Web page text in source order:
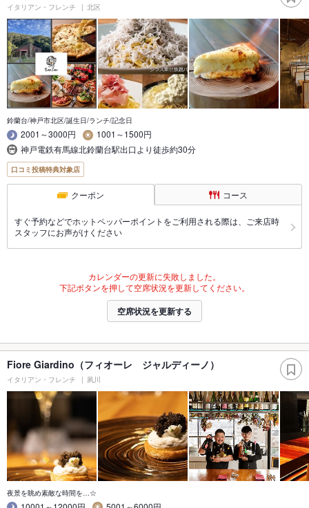
イタリアン・フレンチ 北区
鈴蘭台/神戸市北区/誕生日/ランチ/記念日
2001～3000円
1001～1500円
神戸電鉄有馬線北鈴蘭台駅出口より徒歩約30分
口コミ投稿特典対象店
クーポン コース
すぐ予約などでホットペッパーポイントをご利用される際は、ご来店時
スタッフにお声がけください
カレンダーの更新に失敗しました。
下記ボタンを押して空席状況を更新してください。
空席状況を更新する
Fiore Giardino（フィオーレ ジャルディーノ）
イタリアン・フレンチ 夙川
夜景を眺め素敵な時間を…☆